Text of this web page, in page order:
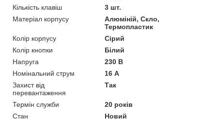
Кількість клавіш
3 шт.
Матеріал корпусу
Алюміній, Скло,
Термопластик
Колір корпусу
Сірий
Колір кнопки
Білий
Напруга
230 В
Номінальний струм
16 А
Захист від
перевантаження
Так
Термін служби
20 років
Стан
Новий